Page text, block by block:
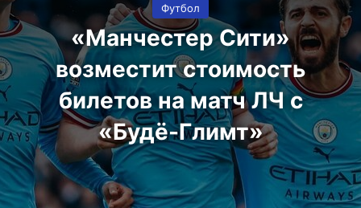
Футбол
«Манчестер Сити»
возместит стоимость
билетов на матч ЛЧ с
«Будё-Глимт»